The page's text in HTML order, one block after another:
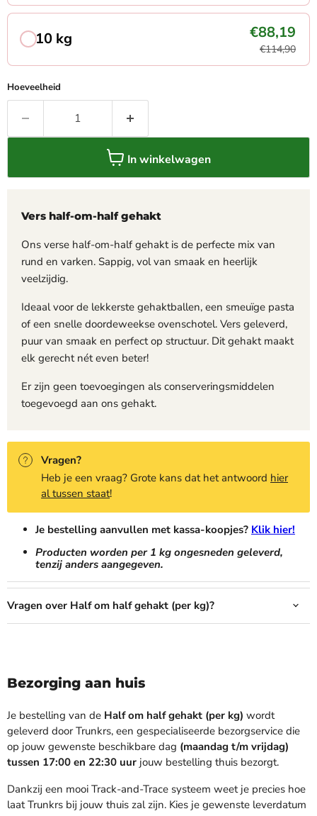
10 kg €88,19
€114,90
Hoeveelheid
In winkelwagen
Vers half-om-half gehakt
Ons verse half-om-half gehakt is de perfecte mix van
rund en varken. Sappig, vol van smaak en heerlijk
veelzijdig.
Ideaal voor de lekkerste gehaktballen, een smeuïge pasta
of een snelle doordeweekse ovenschotel. Vers geleverd,
puur van smaak en perfect op structuur. Dit gehakt maakt
elk gerecht nét even beter!
Er zijn geen toevoegingen als conserveringsmiddelen
toegevoegd aan ons gehakt.
Vragen?
Heb je een vraag? Grote kans dat het antwoord hier
al tussen staat!
Je bestelling aanvullen met kassa-koopjes? Klik hier!
Producten worden per 1 kg ongesneden geleverd,
tenzij anders aangegeven.
Vragen over Half om half gehakt (per kg)?
Bezorging aan huis
Je bestelling van de Half om half gehakt (per kg) wordt
geleverd door Trunkrs, een gespecialiseerde bezorgservice die
op jouw gewenste beschikbare dag (maandag t/m vrijdag)
tussen 17:00 en 22:30 uur jouw bestelling thuis bezorgt.
Dankzij een mooi Track-and-Trace systeem weet je precies hoe
laat Trunkrs bij jouw thuis zal zijn. Kies je gewenste leverdatum